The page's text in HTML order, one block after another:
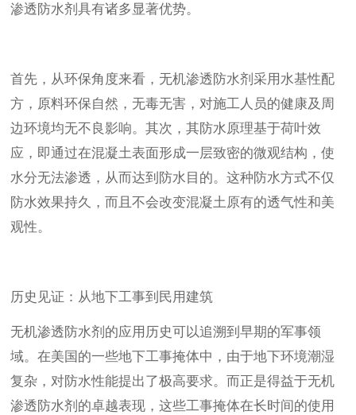
渗透防水剂具有诸多显著优势。
首先，从环保角度来看，无机渗透防水剂采用水基性配
方，原料环保自然，无毒无害，对施工人员的健康及周
边环境均无不良影响。其次，其防水原理基于荷叶效
应，即通过在混凝土表面形成一层致密的微观结构，使
水分无法渗透，从而达到防水目的。这种防水方式不仅
防水效果持久，而且不会改变混凝土原有的透气性和美
观性。
历史见证：从地下工事到民用建筑
无机渗透防水剂的应用历史可以追溯到早期的军事领
域。在美国的一些地下工事掩体中，由于地下环境潮湿
复杂，对防水性能提出了极高要求。而正是得益于无机
渗透防水剂的卓越表现，这些工事掩体在长时间的使用